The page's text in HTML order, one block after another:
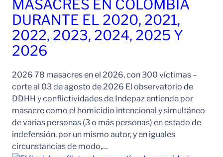
MASACRES EN COLOMBIA
DURANTE EL 2020, 2021,
2022, 2023, 2024, 2025 Y
2026
2026 78 masacres en el 2026, con 300 víctimas –
corte al 03 de agosto de 2026 El observatorio de
DDHH y conflictividades de Indepaz entiende por
masacre como el homicidio intencional y simultáneo
de varias personas (3 o más personas) en estado de
indefensión, por un mismo autor, y en iguales
circunstancias de modo,…